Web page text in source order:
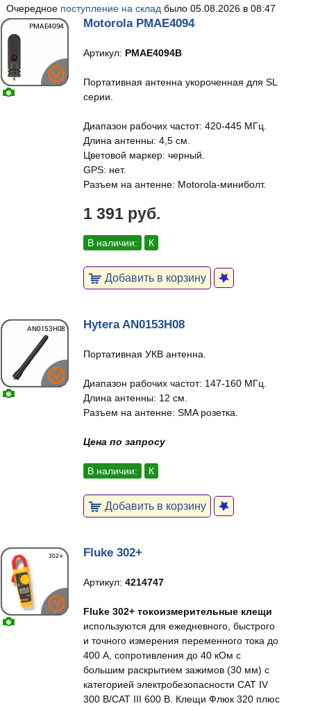
Очередное поступление на склад было 05.08.2026 в 08:47
Motorola PMAE4094
Артикул: PMAE4094B
Портативная антенна укороченная для SL
серии.
Диапазон рабочих частот: 420-445 МГц.
Длина антенны: 4,5 см.
Цветовой маркер: черный.
GPS: нет.
Разъем на антенне: Motorola-миниболт.
1 391 руб.
В наличии: К
Добавить в корзину
Hytera AN0153H08
Портативная УКВ антенна.
Диапазон рабочих частот: 147-160 МГц.
Длина антенны: 12 см.
Разъем на антенне: SMA розетка.
Цена по запросу
В наличии: К
Добавить в корзину
Fluke 302+
Артикул: 4214747
Fluke 302+ токоизмерительные клещи
используются для ежедневного, быстрого
и точного измерения переменного тока до
400 А, сопротивления до 40 кОм с
большим раскрытием зажимов (30 мм) с
категорией электробезопасности CAT IV
300 В/CAT III 600 В. Клещи Флюк 320 плюс